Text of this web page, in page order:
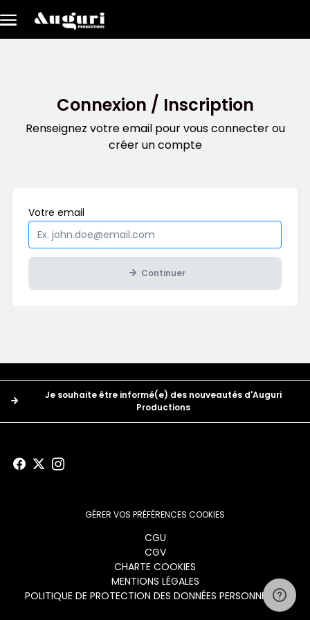
Connexion / Inscription
Renseignez votre email pour vous connecter ou
créer un compte
Votre email
Continuer
Je souhaite être informé(e) des nouveautés d'Auguri
Productions
GÉRER VOS PRÉFÉRENCES COOKIES
CGU
CGV
CHARTE COOKIES
MENTIONS LÉGALES
POLITIQUE DE PROTECTION DES DONNÉES PERSONNELLES